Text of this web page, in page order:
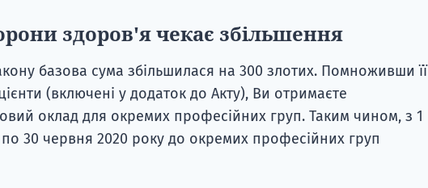
здоров'я чекає збільшення
базова сума збільшилася на 300 злотих. Помноживши її
(включені у додаток до Акту), Ви отримаєте
оклад для окремих професійних груп. Таким чином, з 1
30 червня 2020 року до окремих професійних груп